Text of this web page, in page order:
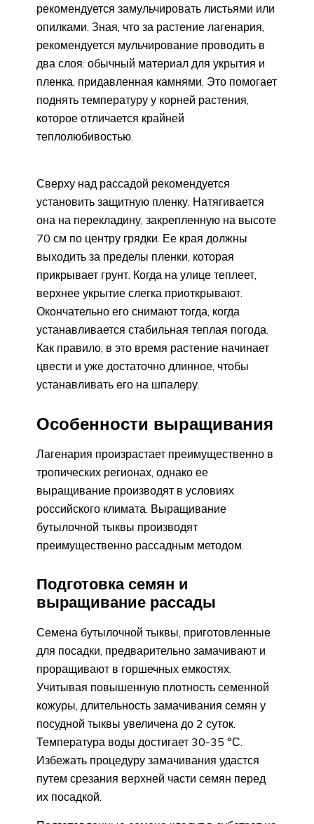
рекомендуется замульчировать листьями или
опилками. Зная, что за растение лагенария,
рекомендуется мульчирование проводить в
два слоя: обычный материал для укрытия и
пленка, придавленная камнями. Это помогает
поднять температуру у корней растения,
которое отличается крайней
теплолюбивостью.
Сверху над рассадой рекомендуется
установить защитную пленку. Натягивается
она на перекладину, закрепленную на высоте
70 см по центру грядки. Ее края должны
выходить за пределы пленки, которая
прикрывает грунт. Когда на улице теплеет,
верхнее укрытие слегка приоткрывают.
Окончательно его снимают тогда, когда
устанавливается стабильная теплая погода.
Как правило, в это время растение начинает
цвести и уже достаточно длинное, чтобы
устанавливать его на шпалеру.
Особенности выращивания
Лагенария произрастает преимущественно в
тропических регионах, однако ее
выращивание производят в условиях
российского климата. Выращивание
бутылочной тыквы производят
преимущественно рассадным методом.
Подготовка семян и
выращивание рассады
Семена бутылочной тыквы, приготовленные
для посадки, предварительно замачивают и
проращивают в горшечных емкостях.
Учитывая повышенную плотность семенной
кожуры, длительность замачивания семян у
посудной тыквы увеличена до 2 суток.
Температура воды достигает 30-35 °С.
Избежать процедуру замачивания удастся
путем срезания верхней части семян перед
их посадкой.